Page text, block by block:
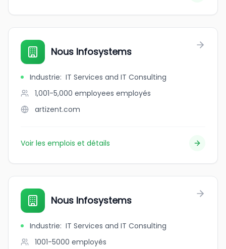
Nous Infosystems
Industrie: IT Services and IT Consulting
1,001-5,000 employees employés
artizent.com
Voir les emplois et détails
Nous Infosystems
Industrie: IT Services and IT Consulting
1001-5000 employés